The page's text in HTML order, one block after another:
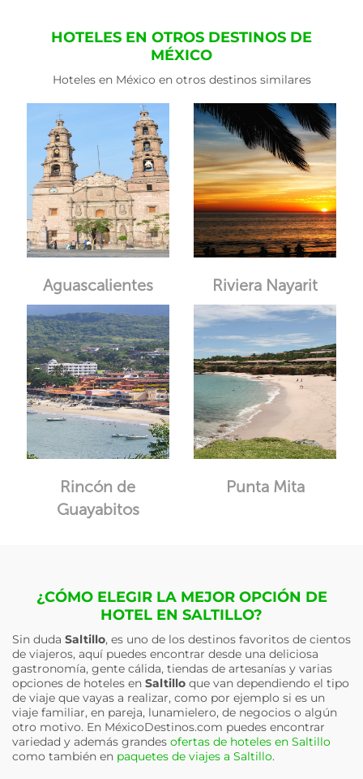
HOTELES EN OTROS DESTINOS DE
MÉXICO
Hoteles en México en otros destinos similares
Aguascalientes Riviera Nayarit
Rincón de
Guayabitos
Punta Mita
¿CÓMO ELEGIR LA MEJOR OPCIÓN DE
HOTEL EN SALTILLO?
Sin duda Saltillo, es uno de los destinos favoritos de cientos
de viajeros, aquí puedes encontrar desde una deliciosa
gastronomía, gente cálida, tiendas de artesanías y varias
opciones de hoteles en Saltillo que van dependiendo el tipo
de viaje que vayas a realizar, como por ejemplo si es un
viaje familiar, en pareja, lunamielero, de negocios o algún
otro motivo. En MéxicoDestinos.com puedes encontrar
variedad y además grandes ofertas de hoteles en Saltillo
como también en paquetes de viajes a Saltillo.